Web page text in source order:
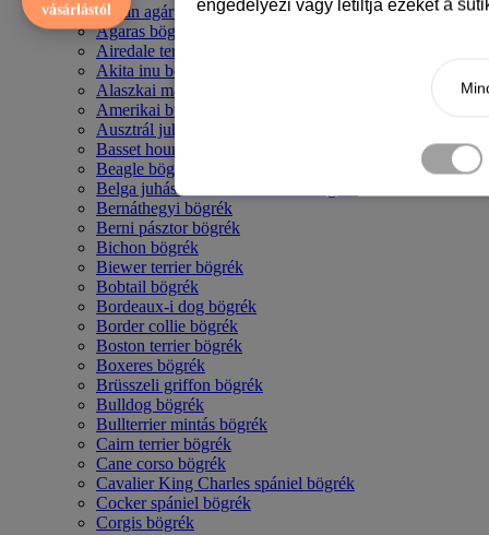
Afgán agár bögrék
Agaras bögrék
Airedale terrier mintás bögre
Akita inu bögrék
Alaszkai malamut bögrék
Amerikai bulldog mintás bögrék
Ausztrál juhászkutya bögrék
Basset hound mintás bögrék
Beagle bögrék
Belga juhász - malinois mintás bögrék
Bernáthegyi bögrék
Berni pásztor bögrék
Bichon bögrék
Biewer terrier bögrék
Bobtail bögrék
Bordeaux-i dog bögrék
Border collie bögrék
Boston terrier bögrék
Boxeres bögrék
Brüsszeli griffon bögrék
Bulldog bögrék
Bullterrier mintás bögrék
Cairn terrier bögrék
Cane corso bögrék
Cavalier King Charles spániel bögrék
Cocker spániel bögrék
Corgis bögrék
vásárlástól
engedélyezi vagy letiltja ezeket a